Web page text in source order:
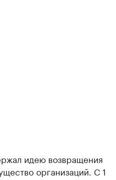
идею возвращения
организаций. С 1